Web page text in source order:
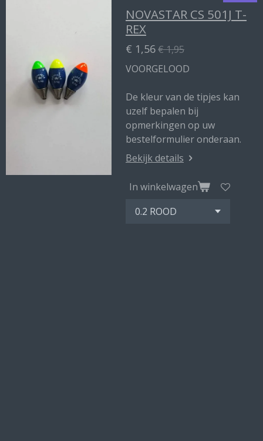
NOVASTAR CS 501J T-
REX
€ 1,56€ 1,95
VOORGELOOD
De kleur van de tipjes kan
uzelf bepalen bij
opmerkingen op uw
bestelformulier onderaan.
Bekijk details
In winkelwagen